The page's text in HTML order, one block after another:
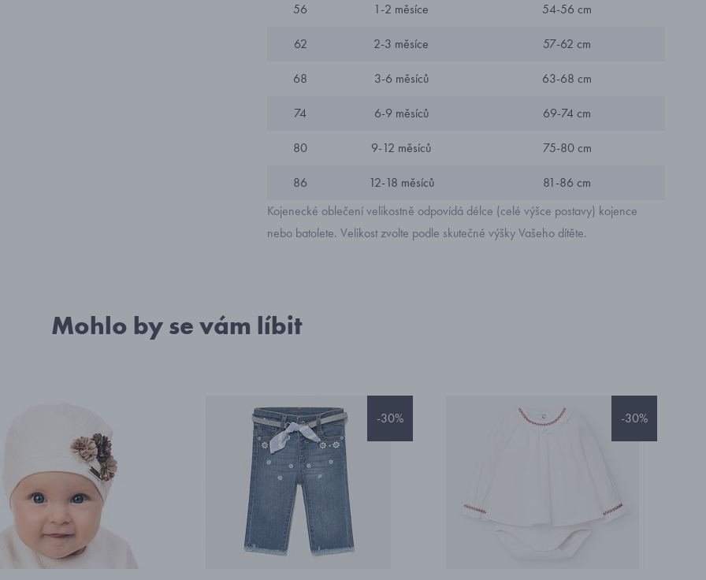
56 1-2 měsíce 54-56 cm
62 2-3 měsíce 57-62 cm
68 3-6 měsíců 63-68 cm
74 6-9 měsíců 69-74 cm
80 9-12 měsíců 75-80 cm
86 12-18 měsíců
81-86 cm
Kojenecké oblečení velikostně odpovídá délce (celé výšce postavy) kojence
nebo batolete. Velikost zvolte podle skutečné výšky Vašeho dítěte.
Mohlo by se vám líbit
-30% -30%